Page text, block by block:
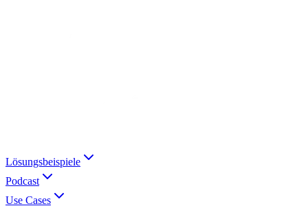
Lösungsbeispiele
Podcast
Use Cases